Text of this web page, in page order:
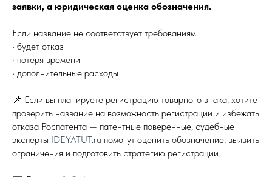
заявки, а юридическая оценка обозначения.
Если название не соответствует требованиям:
• будет отказ
• потеря времени
• дополнительные расходы
📌 Если вы планируете регистрацию товарного знака, хотите
проверить название на возможность регистрации и избежать
отказа Роспатента — патентные поверенные, судебные
эксперты IDEYATUT.ru помогут оценить обозначение, выявить
ограничения и подготовить стратегию регистрации.